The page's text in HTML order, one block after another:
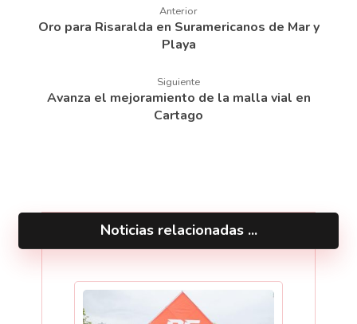
Anterior
Oro para Risaralda en Suramericanos de Mar y
Playa
Siguiente
Avanza el mejoramiento de la malla vial en
Cartago
Noticias relacionadas ...